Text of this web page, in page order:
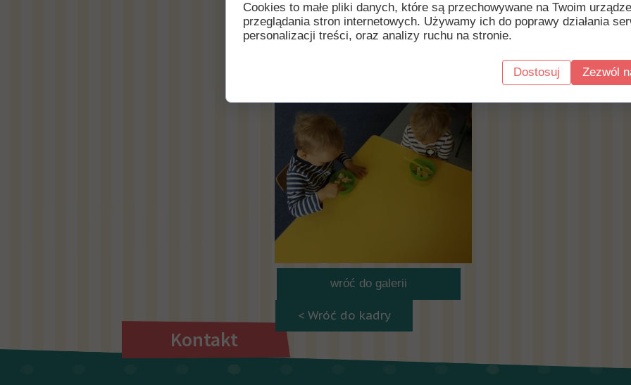
< Wróć do kadry
Kontakt
wróć do galerii
Cookies to małe pliki danych, które są przechowywane na Twoim
przeglądania stron internetowych. Używamy ich do poprawy działania
personalizacji treści, oraz analizy ruchu na stronie.
Dostosuj Zezwól